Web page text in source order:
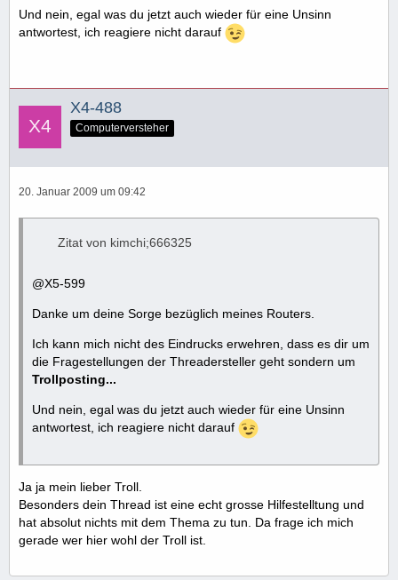
Und nein, egal was du jetzt auch wieder für eine Unsinn
antwortest, ich reagiere nicht darauf
X4-488
Computerversteher
20. Januar 2009 um 09:42
Zitat von kimchi;666325
@X5-599
Danke um deine Sorge bezüglich meines Routers.
Ich kann mich nicht des Eindrucks erwehren, dass es dir um
die Fragestellungen der Threadersteller geht sondern um
Trollposting...
Und nein, egal was du jetzt auch wieder für eine Unsinn
antwortest, ich reagiere nicht darauf
Ja ja mein lieber Troll.
Besonders dein Thread ist eine echt grosse Hilfestelltung und
hat absolut nichts mit dem Thema zu tun. Da frage ich mich
gerade wer hier wohl der Troll ist.